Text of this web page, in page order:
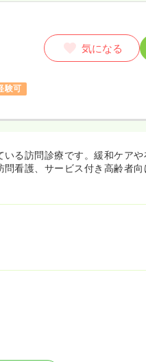
験可
気になる
いる訪問診療です。緩和ケア
看護、サービス付き高齢者